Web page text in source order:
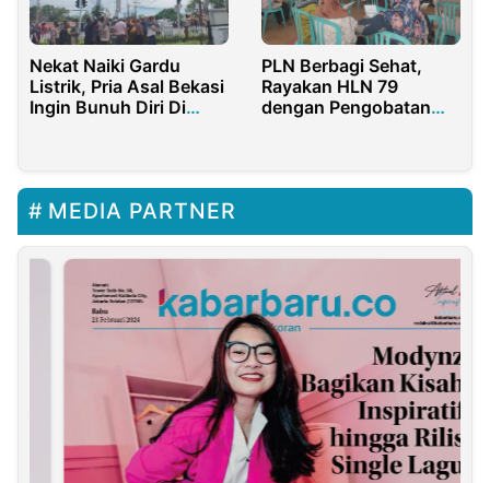
Nekat Naiki Gardu
Listrik, Pria Asal Bekasi
Ingin Bunuh Diri Di
PLN Berbagi Sehat,
Rayakan HLN 79
dengan Pengobatan
MEDIA PARTNER